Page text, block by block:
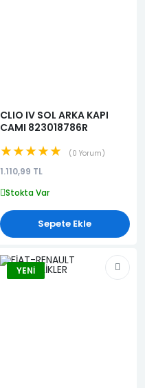
CLIO IV SOL ARKA KAPI
CAMI 823018786R
★★★★★ 0 Yorum
1.110,99 TL
Stokta Var
Sepete Ekle
YENI